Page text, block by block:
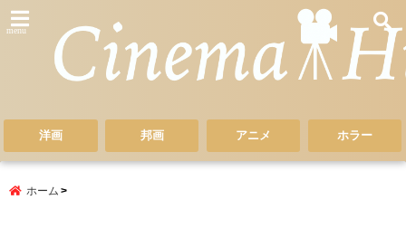
menu
洋画 邦画 アニメ ホラー
ホーム